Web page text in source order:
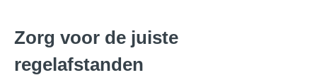
Zorg voor de juiste
regelafstanden